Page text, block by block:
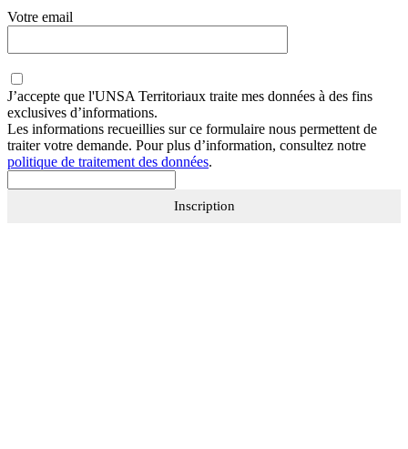
Votre email
J’accepte que l'UNSA Territoriaux traite mes données à des fins
exclusives d’informations.
Les informations recueillies sur ce formulaire nous permettent de
traiter votre demande. Pour plus d’information, consultez notre
politique de traitement des données.
Inscription